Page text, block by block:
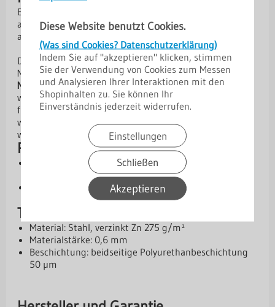
Diese Website benutzt Cookies.
(Was sind Cookies? Datenschutzerklärung)
Indem Sie auf "akzeptieren" klicken, stimmen
Sie der Verwendung von Cookies zum Messen
und Analysieren Ihrer Interaktionen mit den
Shopinhalten zu. Sie können Ihr
Einverständnis jederzeit widerrufen.
Einstellungen
Schließen
Akzeptieren
Ein Rinnenboden wird an den Enden der Rinne
angebracht und verhindert das Wasser aus der Rinne
austritt.
Das DachrinnensystemNiagarasind ein hochwertiges
Metallrinnensystem, das speziell für eineeinfache
Montageund eineeffiziente Wasserableitung entwickelt
wurde. Die beidseitige Polyurethanbeschichtung sorgt
für ausgezeichnete Korrosions- und Farbbeständigkeit,
wodurch die Dachrinne besonders langlebig und
witterungsfest ist.
Produktvorteile
Hohe Lebensdauer:
Verzinkter Stahl mit
Polyurethanbeschichtung
Korrosions- & UV-beständig:Optimaler Schutz vor
Witterungseinflüssen.
Technische Daten
Material: Stahl, verzinkt Zn 275 g/m²
Materialstärke: 0,6 mm
Beschichtung: beidseitige Polyurethanbeschichtung
50 µm